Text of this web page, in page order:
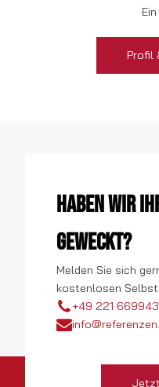
Profil
Haben wir
geweckt?
Melden Sie sich
kostenlosen
+49 221